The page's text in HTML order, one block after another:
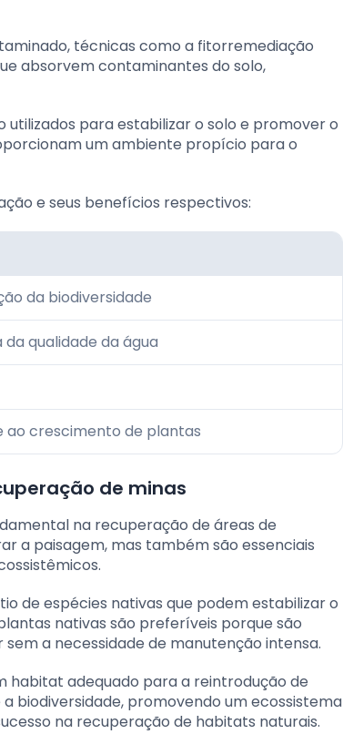
técnicas como a fitorremediação
absorvem contaminantes do solo,
para estabilizar o solo e promover o
um ambiente propício para o
e seus benefícios respectivos:
da biodiversidade
qualidade da água
ao crescimento de plantas
de minas
na recuperação de áreas de
a paisagem, mas também são essenciais
de espécies nativas que podem estabilizar o
nativas são preferíveis porque são
a necessidade de manutenção intensa.
habitat adequado para a reintrodução de
biodiversidade, promovendo um ecossistema
na recuperação de habitats naturais.